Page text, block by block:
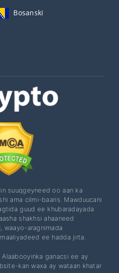
Bosanski
suuqgeyneed oo aan ka
ama cilmi-baaris. Mawduucani
guud ee khubaradayada
shakhsi ahaaneed
waayo-aragnimada
ee hadda jirta.
Alaabooyinka ganacsi ee ay
kan waxa ay wataan khatar